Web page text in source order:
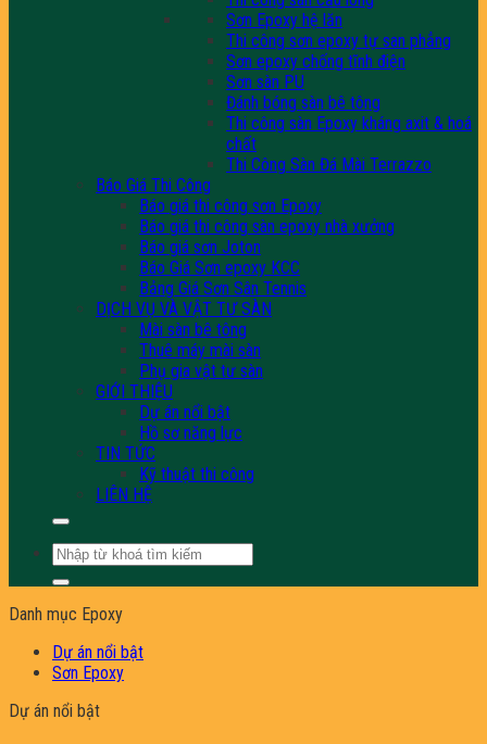
Sơn Epoxy hệ lăn
Thi công sơn epoxy tự san phẳng
Sơn epoxy chống tĩnh điện
Sơn sàn PU
Đánh bóng sàn bê tông
Thi công sàn Epoxy kháng axit & hoá
chất
Thi Công Sàn Đá Mài Terrazzo
Báo Giá Thi Công
Báo giá thi công sơn Epoxy
Báo giá thi công sàn epoxy nhà xưởng
Báo giá sơn Joton
Báo Giá Sơn epoxy KCC
Bảng Giá Sơn Sân Tennis
DỊCH VỤ VÀ VẬT TƯ SÀN
Mài sàn bê tông
Thuê máy mài sàn
Phụ gia vật tư sàn
GIỚI THIỆU
Dự án nổi bật
Hồ sơ năng lực
TIN TỨC
Kỹ thuật thi công
LIÊN HỆ
Tìm
kiếm:
Danh mục Epoxy
Dự án nổi bật
Sơn Epoxy
Dự án nổi bật